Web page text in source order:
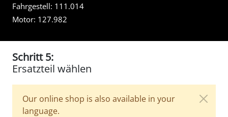
Fahrgestell: 111.014
Motor: 127.982
Schritt 5:
Ersatzteil wählen
Our online shop is also available in your
language.